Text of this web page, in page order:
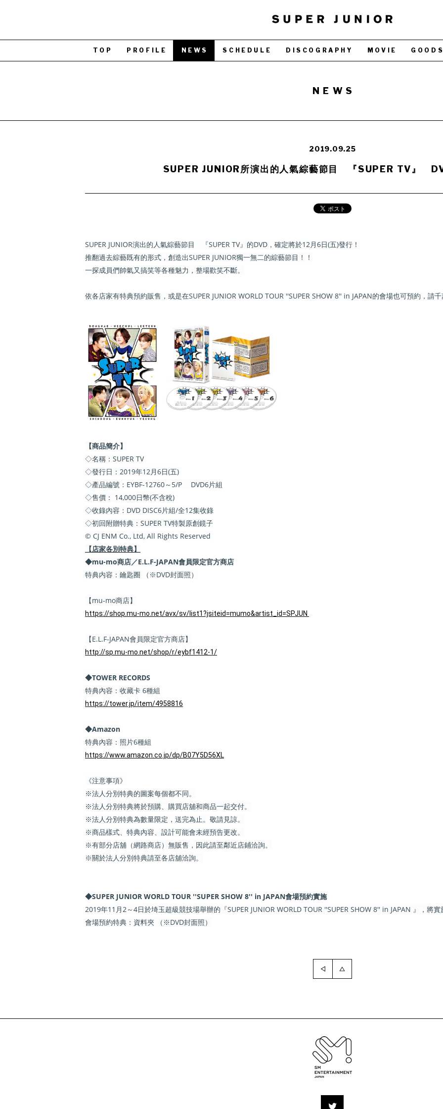
TOP PROFILE NEWS SCHEDULE DISCOGRAPHY MOVIE GOODS
NEWS
2019.09.25
SUPER JUNIOR所演出的人氣綜藝節目 『SUPER TV』
SUPER JUNIOR演出的人氣綜藝節目 『SUPER TV』的DVD，確定將於12月6日(五)發行！
推翻過去綜藝既有的形式，創造出SUPER JUNIOR獨一無二的綜藝節目！！
一探成員們帥氣又搞笑等各種魅力，整場歡笑不斷。
依各店家有特典預約販售，或是在SUPER JUNIOR WORLD TOUR ''SUPER SHOW 8'' in JAPAN的會場也可預約，請千
【商品簡介】
◇名稱：SUPER TV
◇發行日：2019年12月6日(五)
◇產品編號：EYBF-12760～5/P DVD6片組
◇售價： 14,000日幣(不含稅)
◇收錄內容：DVD DISC6片組/全12集收錄
◇初回附贈特典：SUPER TV特製原創鏡子
© CJ ENM Co., Ltd, All Rights Reserved
【店家各別特典】
◆mu-mo商店／E.L.F-JAPAN會員限定官方商店
特典内容：鑰匙圈 （※DVD封面照）
【mu-mo商店】
https://shop.mu-mo.net/avx/sv/list1?jsiteid=mumo&artist_id=SPJUN
【E.L.F-JAPAN會員限定官方商店】
http://sp.mu-mo.net/shop/r/eybf1412-1/
◆TOWER RECORDS
特典內容：收藏卡 6種組
https://tower.jp/item/4958816
◆Amazon
特典內容：照片6種組
https://www.amazon.co.jp/dp/B07Y5D56XL
《注意事項》
※法人分別特典的圖案每個都不同。
※法人分別特典將於預購、購買店舖和商品一起交付。
※法人分別特典為數量限定，送完為止。敬請見諒。
※商品樣式、特典內容、設計可能會未經預告更改。
※有部分店舖（網路商店）無販售，因此請至鄰近店鋪洽詢。
※關於法人分別特典請至各店舖洽詢。
◆SUPER JUNIOR WORLD TOUR ''SUPER SHOW 8'' in JAPAN會場預約實施
2019年11月2～4日於埼玉超級競技場舉辦的『SUPER JUNIOR WORLD TOUR ''SUPER SHOW 8'' in JAPAN 』，將實
會場預約特典：資料夾 （※DVD封面照）